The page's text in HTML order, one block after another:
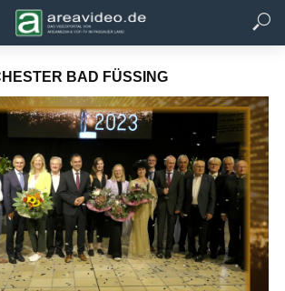
BAD FÜSSING